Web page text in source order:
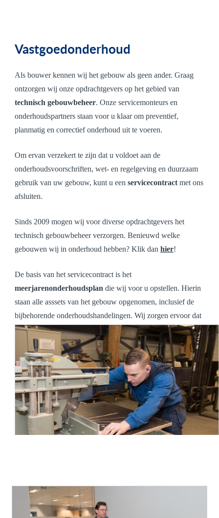
Vastgoedonderhoud
Als bouwer kennen wij het gebouw als geen ander. Graag
ontzorgen wij onze opdrachtgevers op het gebied van
technisch gebouwbeheer. Onze servicemonteurs en
onderhoudspartners staan voor u klaar om preventief,
planmatig en correctief onderhoud uit te voeren.
Om ervan verzekert te zijn dat u voldoet aan de
onderhoudsvoorschriften, wet- en regelgeving en duurzaam
gebruik van uw gebouw, kunt u een servicecontract met ons
afsluiten.
Sinds 2009 mogen wij voor diverse opdrachtgevers het
technisch gebouwbeheer verzorgen. Benieuwd welke
gebouwen wij in onderhoud hebben? Klik dan hier!
De basis van het servicecontract is het
meerjarenonderhoudsplan die wij voor u opstellen. Hierin
staan alle asssets van het gebouw opgenomen, inclusief de
bijbehorende onderhoudshandelingen. Wij zorgen ervoor dat
alle keuringen en onderhoudsbeurten binnen de afgesproken
termijn worden uitgevoerd, zodat u hier geen omkijken naar
heeft.